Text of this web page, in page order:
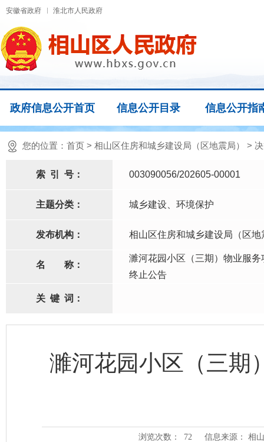
安徽省政府 淮北市人民政府
政府信息公开首页 信息公开目录 信息公开指
您的位置： 首页 > 相山区住房和城乡建设局（区地震局） >
索 引 号： 003090056/202605-00001
主题分类： 城乡建设、环境保护
发布机构： 相山区住房和城乡建设局（区地
名 称：
濉河花园小区（三期）物业服务
终止公告
关 键 词：
濉河花园小区（三期
浏览次数： 72 信息来源： 相